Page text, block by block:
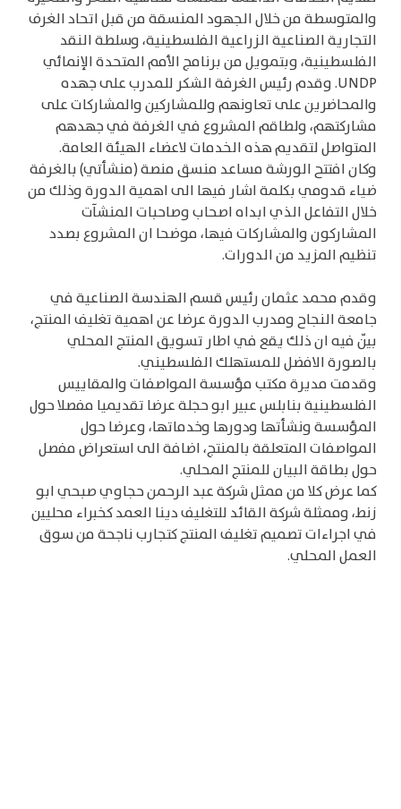
والمتوسطة من خلال الجهود المنسقة من قبل اتحاد الغرف
التجارية الصناعية الزراعية الفلسطينية، وسلطة النقد
الفلسطينية، وبتمويل من برنامج الأمم المتحدة الإنمائي
UNDP. وقدم رئيس الغرفة الشكر للمدرب على جهده
والمحاضرين على تعاونهم وللمشاركين والمشاركات على
مشاركتهم، ولطاقم المشروع في الغرفة في جهدهم
المتواصل لتقديم هذه الخدمات لاعضاء الهيئة العامة.
وكان افتتح الورشة مساعد منسق منصة (منشأتي) بالغرفة
ضياء قدومي بكلمة اشار فيها الى اهمية الدورة وذلك من
خلال التفاعل الذي ابداه اصحاب وصاحبات المنشآت
المشاركون والمشاركات فيها، موضحا ان المشروع بصدد
تنظيم المزيد من الدورات.
وقدم محمد عثمان رئيس قسم الهندسة الصناعية في
جامعة النجاح ومدرب الدورة عرضا عن اهمية تغليف المنتج،
بيّن فيه ان ذلك يقع في اطار تسويق المنتج المحلي
بالصورة الافضل للمستهلك الفلسطيني.
وقدمت مديرة مكتب مؤسسة المواصفات والمقاييس
الفلسطينية بنابلس عبير ابو حجلة عرضا تقديميا مفصلا حول
المؤسسة ونشأتها ودورها وخدماتها، وعرضا حول
المواصفات المتعلقة بالمنتج، اضافة الى استعراض مفصل
حول بطاقة البيان للمنتج المحلي.
كما عرض كلا من ممثل شركة عبد الرحمن حجاوي صبحي ابو
زنط، وممثلة شركة القائد للتغليف دينا العمد كخبراء محليين
في اجراءات تصميم تغليف المنتج كتجارب ناجحة من سوق
العمل المحلي.